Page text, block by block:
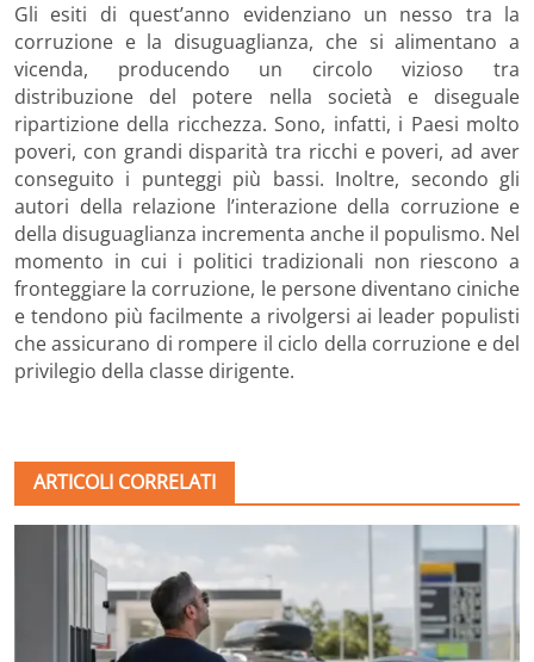
Gli esiti di quest’anno evidenziano un nesso tra la
corruzione e la disuguaglianza, che si alimentano a
vicenda, producendo un circolo vizioso tra
distribuzione del potere nella società e diseguale
ripartizione della ricchezza. Sono, infatti, i Paesi molto
poveri, con grandi disparità tra ricchi e poveri, ad aver
conseguito i punteggi più bassi. Inoltre, secondo gli
autori della relazione l’interazione della corruzione e
della disuguaglianza incrementa anche il populismo. Nel
momento in cui i politici tradizionali non riescono a
fronteggiare la corruzione, le persone diventano ciniche
e tendono più facilmente a rivolgersi ai leader populisti
che assicurano di rompere il ciclo della corruzione e del
privilegio della classe dirigente.
ARTICOLI CORRELATI